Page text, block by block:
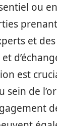
ou
et
est
sein de